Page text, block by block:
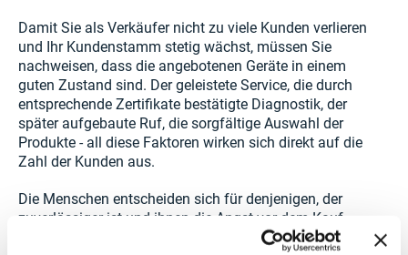
Damit Sie als Verkäufer nicht zu viele Kunden verlieren
und Ihr Kundenstamm stetig wächst, müssen Sie
nachweisen, dass die angebotenen Geräte in einem
guten Zustand sind. Der geleistete Service, die durch
entsprechende Zertifikate bestätigte Diagnostik, der
später aufgebaute Ruf, die sorgfältige Auswahl der
Produkte - all diese Faktoren wirken sich direkt auf die
Zahl der Kunden aus.
Die Menschen entscheiden sich für denjenigen, der
zuverlässiger ist und ihnen die Angst vor dem Kauf